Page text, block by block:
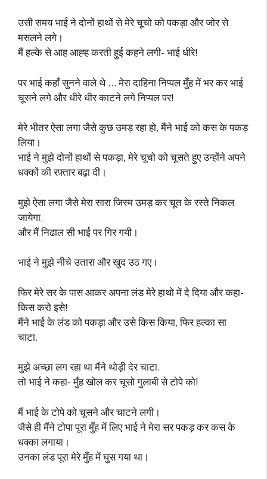
उसी समय भाई ने दोनों हाथों से मेरे चूचो को पकड़ा और जोर से
मसलने लगे।
मैं हल्के से आह आह्ह करती हुई कहने लगी- भाई धीरे!
पर भाई कहाँ सुनने वाले थे … मेरा दाहिना निप्पल मुँह में भर कर भाई
चूसने लगे और धीरे धीर काटने लगे निप्पल पर!
मेरे भीतर ऐसा लगा जैसे कुछ उमड़ रहा हो, मैंने भाई को कस के पकड़
लिया।
भाई ने मुझे दोनों हाथों से पकड़ा, मेरे चूचो को चूसते हुए उन्होंने अपने
धक्कों की रफ़्तार बढ़ा दी।
मुझे ऐसा लगा जैसे मेरा सारा जिस्म उमड़ कर चूत के रस्ते निकल
जायेगा.
और मैं निढाल सी भाई पर गिर गयी।
भाई ने मुझे नीचे उतारा और खुद उठ गए।
फिर मेरे सर के पास आकर अपना लंड मेरे हाथो में दे दिया और कहा-
किस करो इसे!
मैंने भाई के लंड को पकड़ा और उसे किस किया, फिर हल्का सा
चाटा.
मुझे अच्छा लग रहा था मैंने थोड़ी देर चाटा.
तो भाई ने कहा- मुँह खोल कर चूसो गुलाबी से टोपे को!
मैं भाई के टोपे को चूसने और चाटने लगी।
जैसे ही मैंने टोपा पूरा मुँह में लिए भाई ने मेरा सर पकड़ कर कस के
धक्का लगाया।
उनका लंड पूरा मेरे मुँह में घुस गया था।